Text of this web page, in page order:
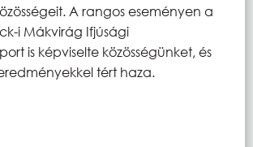
A rangos eseményen a
i Mákvirág Ifjúsági
is képviselte közösségünket, és
tért haza.